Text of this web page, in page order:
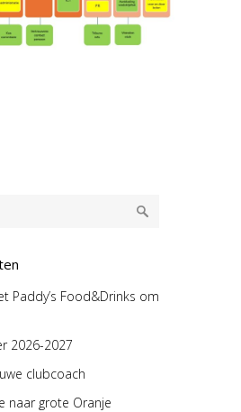
Paddy’s Food&Drinks om
2026-2027
clubcoach
naar grote Oranje